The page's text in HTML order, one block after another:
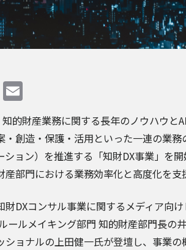
Line
的財産業務に関する長年のノウハウと
・創造・保護・活用といった一連の業務
ション）を推進する「知財DX事業」を
産部門における業務効率化と高度化を
財DXコンサル事業に関するメディア向
ールメイキング部門 知的財産部門長の
ショナルの上田健一氏が登壇し、事業